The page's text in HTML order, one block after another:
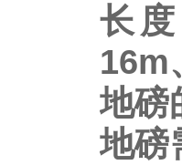
长
16m
地磅
地磅